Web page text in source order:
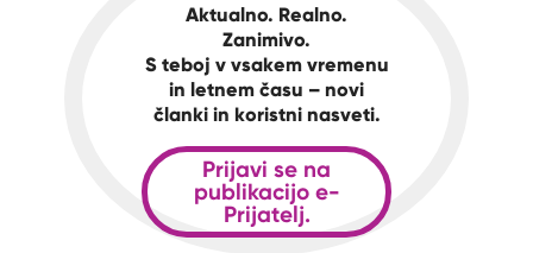
Aktualno. Realno.
Zanimivo.
S teboj v vsakem vremenu
in letnem času – novi
članki in koristni nasveti.
Prijavi se na
publikacijo e-
Prijatelj.